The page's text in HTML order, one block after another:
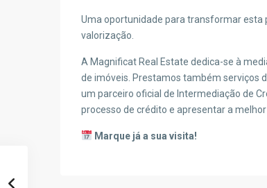
Uma oportunidade para transformar
valorização.
A Magnificat Real Estate dedica-se à
de imóveis. Prestamos também serviços
um parceiro oficial de Intermediação de
processo de crédito e apresentar a melhor
Marque já a sua visita!